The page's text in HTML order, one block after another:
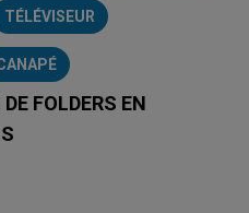
TÉLÉVISEUR
FOLDERS EN